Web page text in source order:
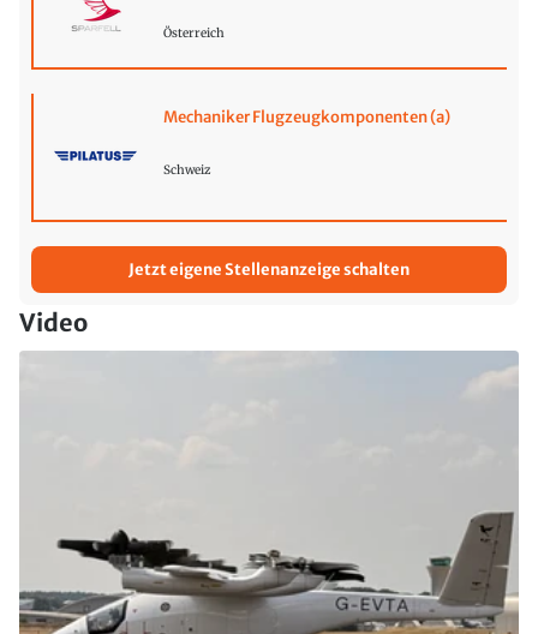
Österreich
Mechaniker Flugzeugkomponenten (a)
Schweiz
Jetzt eigene Stellenanzeige schalten
Video